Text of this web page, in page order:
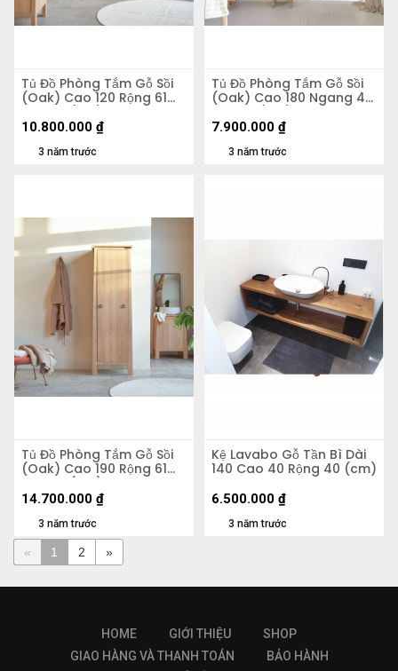
Tủ Đồ Phòng Tắm Gỗ Sồi
(Oak) Cao 120 Rộng 61
Sâu 47 (cm)
3 năm trước
10.800.000 ₫
Tủ Đồ Phòng Tắm Gỗ Sồi
(Oak) Cao 180 Ngang 40
Sâu 35 (cm)
3 năm trước
7.900.000 ₫
Tủ Đồ Phòng Tắm Gỗ Sồi
(Oak) Cao 190 Rộng 61
Sâu 47 (cm)
3 năm trước
14.700.000 ₫
Kệ Lavabo Gỗ Tần Bì Dài
140 Cao 40 Rộng 40 (cm)
3 năm trước
6.500.000 ₫
« 1 2 »
HOME GIỚI THIỆU
SHOP
GIAO HÀNG VÀ THANH TOÁN
BẢO HÀNH